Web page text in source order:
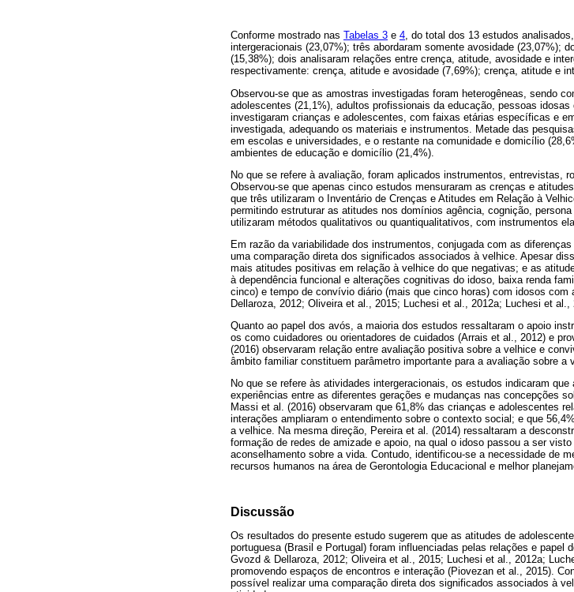
Conforme mostrado nas Tabelas 3 e 4, do total dos 13 estudos
intergeracionais (23,07%); três abordaram somente avosidade (23,07%);
(15,38%); dois analisaram relações entre crença, atitude, avosidade e
respectivamente: crença, atitude e avosidade (7,69%); crença, atitude e
Observou-se que as amostras investigadas foram heterogêneas, sendo
adolescentes (21,1%), adultos profissionais da educação, pessoas
investigaram crianças e adolescentes, com faixas etárias específicas e
investigada, adequando os materiais e instrumentos. Metade das
em escolas e universidades, e o restante na comunidade e domicílio
ambientes de educação e domicílio (21,4%).
No que se refere à avaliação, foram aplicados instrumentos, entrevistas,
Observou-se que apenas cinco estudos mensuraram as crenças e
que três utilizaram o Inventário de Crenças e Atitudes em Relação à
permitindo estruturar as atitudes nos domínios agência, cognição,
utilizaram métodos qualitativos ou quantiqualitativos, com instrumentos
Em razão da variabilidade dos instrumentos, conjugada com as
uma comparação direta dos significados associados à velhice. Apesar
mais atitudes positivas em relação à velhice do que negativas; e as
à dependência funcional e alterações cognitivas do idoso, baixa renda
cinco) e tempo de convívio diário (mais que cinco horas) com idosos
Dellaroza, 2012; Oliveira et al., 2015; Luchesi et al., 2012a; Luchesi et al.,
Quanto ao papel dos avós, a maioria dos estudos ressaltaram o apoio
os como cuidadores ou orientadores de cuidados (Arrais et al., 2012) e
(2016) observaram relação entre avaliação positiva sobre a velhice e
âmbito familiar constituem parâmetro importante para a avaliação sobre a
No que se refere às atividades intergeracionais, os estudos indicaram
experiências entre as diferentes gerações e mudanças nas concepções
Massi et al. (2016) observaram que 61,8% das crianças e adolescentes
interações ampliaram o entendimento sobre o contexto social; e que
a velhice. Na mesma direção, Pereira et al. (2014) ressaltaram a
formação de redes de amizade e apoio, na qual o idoso passou a ser
aconselhamento sobre a vida. Contudo, identificou-se a necessidade de
recursos humanos na área de Gerontologia Educacional e melhor
Discussão
Os resultados do presente estudo sugerem que as atitudes de
portuguesa (Brasil e Portugal) foram influenciadas pelas relações e papel
Gvozd & Dellaroza, 2012; Oliveira et al., 2015; Luchesi et al., 2012a;
promovendo espaços de encontros e interação (Piovezan et al., 2015).
possível realizar uma comparação direta dos significados associados à